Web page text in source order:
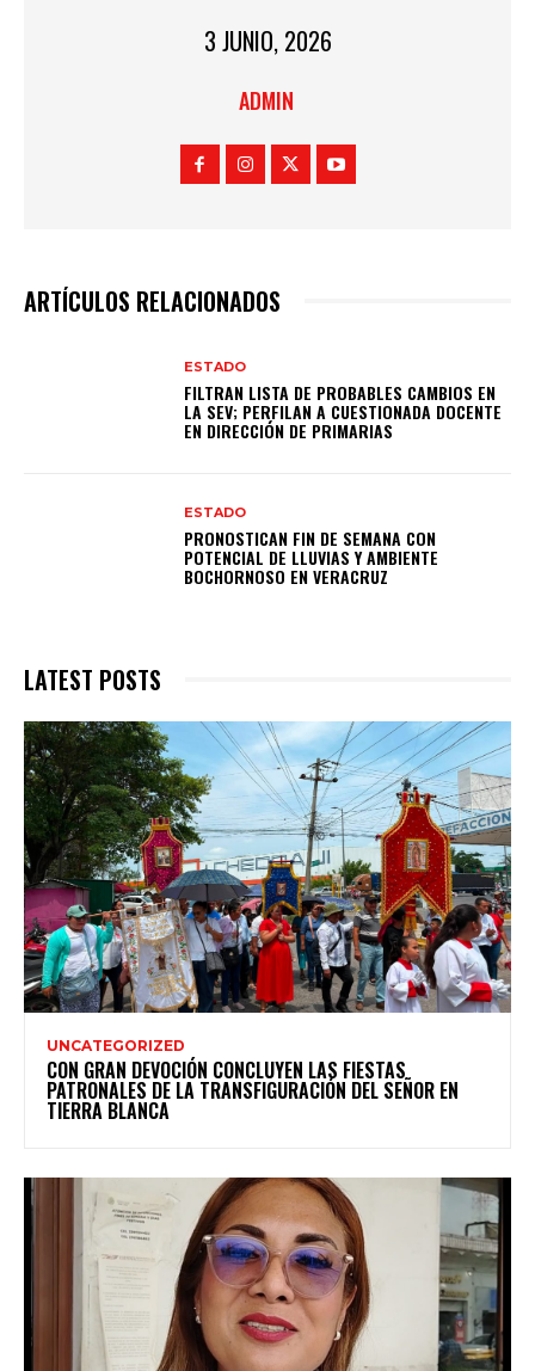
3 JUNIO, 2026
ADMIN
ARTÍCULOS RELACIONADOS
ESTADO
FILTRAN LISTA DE PROBABLES CAMBIOS EN
LA SEV; PERFILAN A CUESTIONADA DOCENTE
EN DIRECCIÓN DE PRIMARIAS
ESTADO
PRONOSTICAN FIN DE SEMANA CON
POTENCIAL DE LLUVIAS Y AMBIENTE
BOCHORNOSO EN VERACRUZ
LATEST POSTS
UNCATEGORIZED
CON GRAN DEVOCIÓN CONCLUYEN LAS FIESTAS
PATRONALES DE LA TRANSFIGURACIÓN DEL SEÑOR EN
TIERRA BLANCA